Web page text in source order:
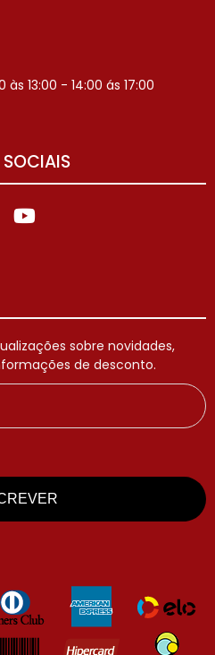
13:00 - 14:00 ás 17:00
sobre novidades,
de desconto.